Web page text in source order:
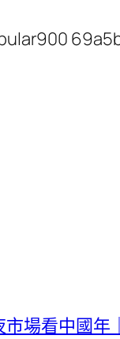
場看中國年